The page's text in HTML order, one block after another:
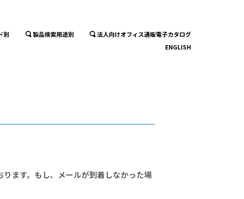
別 製品検索用途別
法人向けオフィス通販電子カタログ
ENGLISH
ます。もし、メールが到着しなかった場